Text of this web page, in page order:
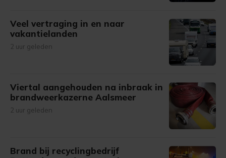
Veel vertraging in en naar
vakantielanden
2 uur geleden
Viertal aangehouden na inbraak in
brandweerkazerne Aalsmeer
2 uur geleden
Brand bij recyclingbedrijf